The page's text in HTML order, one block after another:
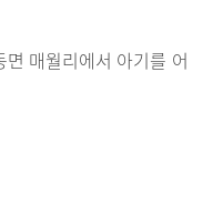
면 매월리에서 아기를 어